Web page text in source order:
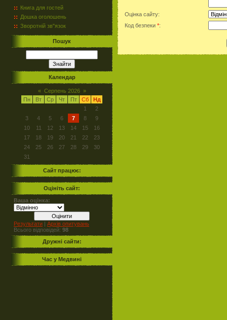
Книга для гостей
Дошка оголошень
Зворотній зв"язок
Пошук
Календар
« Серпень 2026 »
Пн
Вт Ср Чт Пт Сб
Нд
1
2
3
4 5 6 7 8
9
10
11 12 13 14 15
16
17
18 19 20 21 22
23
24
25 26 27 28 29
30
31
Сайт працює:
Оцініть сайт:
Ваша оцінка:
Результати | Архів опитувань
Всього відповідей: 98
Дружні сайти:
Час у Медвині
Оцінка сайту:
Код безпеки *: